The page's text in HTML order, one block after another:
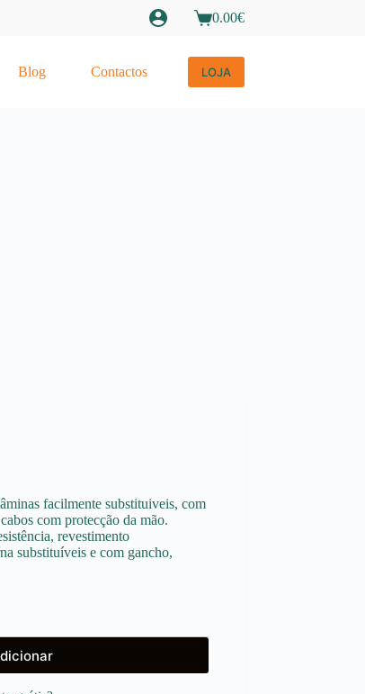
Carrinho
compras
0.00€
Blog Contactos LOJA
facilmente substituiveis, com
com protecção da mão.
revestimento
substituíveis e com gancho,